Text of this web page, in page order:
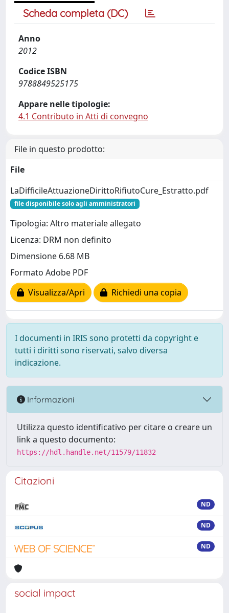
Scheda completa (DC)
Anno
2012
Codice ISBN
9788849525175
Appare nelle tipologie:
4.1 Contributo in Atti di convegno
File in questo prodotto:
File
LaDifficileAttuazioneDirittoRifiutoCure_Estratto.pdf
file disponibile solo agli amministratori
Tipologia: Altro materiale allegato
Licenza: DRM non definito
Dimensione 6.68 MB
Formato Adobe PDF
Visualizza/Apri
Richiedi una copia
I documenti in IRIS sono protetti da copyright e
tutti i diritti sono riservati, salvo diversa
indicazione.
Informazioni
Utilizza questo identificativo per citare o creare un
link a questo documento:
https://hdl.handle.net/11579/11832
Citazioni
ND
ND
ND
social impact